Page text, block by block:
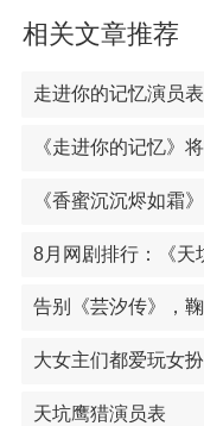
相关文章推荐
走进你的记忆演员表
《走进你的记忆》
《香蜜沉沉烬如霜
8月网剧排行：《天
告别《芸汐传》，
大女主们都爱玩女
天坑鹰猎演员表